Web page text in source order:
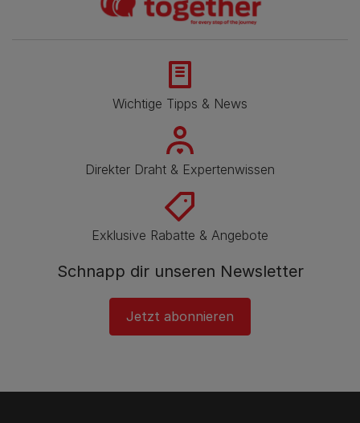
Wichtige Tipps & News
Direkter Draht & Expertenwissen
Exklusive Rabatte & Angebote
Schnapp dir unseren Newsletter
Jetzt abonnieren